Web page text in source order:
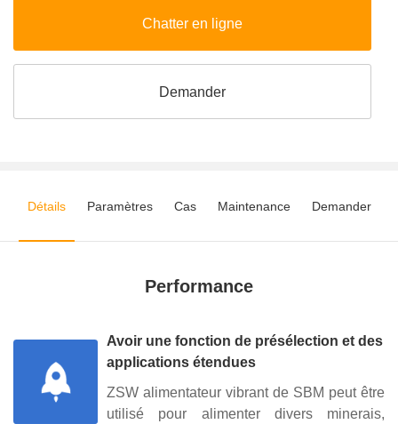
Chatter en ligne
Demander
Détails Paramètres Cas Maintenance Demander
Performance
Avoir une fonction de présélection et des
applications étendues
ZSW alimentateur vibrant de SBM peut être
utilisé pour alimenter divers minerais,